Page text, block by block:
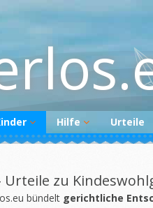
Hilfe
Newsletter
Urteile
Urteile zu
bündelt gerichtliche